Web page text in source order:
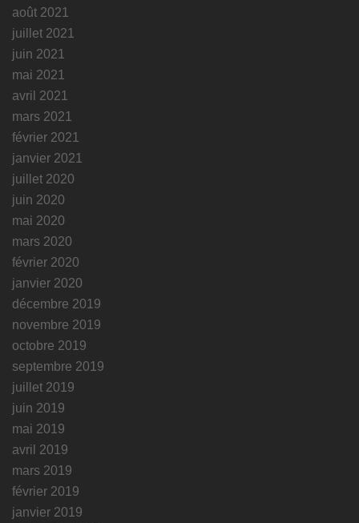
août 2021
juillet 2021
juin 2021
mai 2021
avril 2021
mars 2021
février 2021
janvier 2021
juillet 2020
juin 2020
mai 2020
mars 2020
février 2020
janvier 2020
décembre 2019
novembre 2019
octobre 2019
septembre 2019
juillet 2019
juin 2019
mai 2019
avril 2019
mars 2019
février 2019
janvier 2019